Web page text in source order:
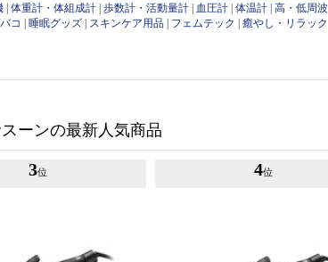
|体重計・体組成計 |歩数計・活動量計 血圧計 |体温計 |高・低周波
コ 睡眠グッズ スキンケア用品 フェムテック |癒やし・リラック
ーンの最新人気商品
3位 4位